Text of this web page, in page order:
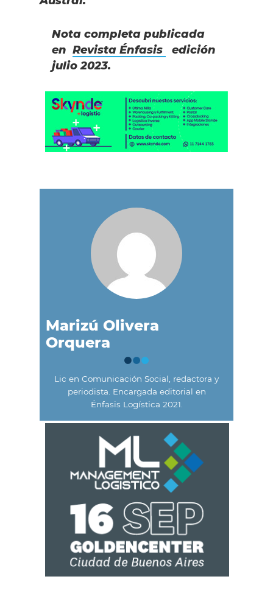
Nota completa publicada
en Revista Énfasis
edición
julio 2023.
Marizú Olivera
Orquera
Lic en Comunicación Social, redactora y
periodista. Encargada editorial en
Énfasis Logística 2021.